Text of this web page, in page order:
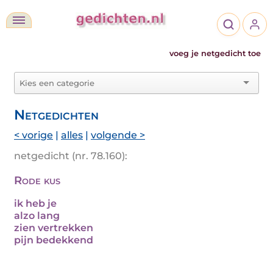
voeg je netgedicht toe
Netgedichten
< vorige | alles | volgende >
netgedicht (nr. 78.160):
Rode kus
ik heb je
alzo lang
zien vertrekken
pijn bedekkend